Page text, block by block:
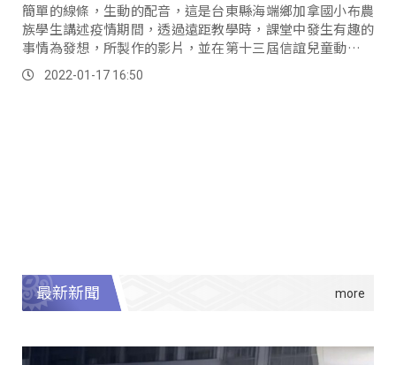
簡單的線條，生動的配音，這是台東縣海端鄉加拿國小布農
族學生講述疫情期間，透過遠距教學時，課堂中發生有趣的
事情為發想，所製作的影片，並在第十三屆信誼兒童動畫獎
投稿的126件作品當中，拿下特優！ 台東加拿國小Samiagaz
分享製作靈感：「因為那段時間，在上停課不停學的課程，
2022-01-17 16:50
最新新聞